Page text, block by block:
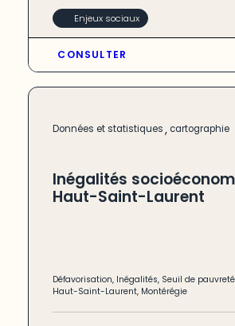
Enjeux sociaux
CONSULTER
Données et statistiques, cartographie
Inégalités
Haut-Saint-Laurent
Défavorisation, Inégalités, Seuil de pauvreté
Haut-Saint-Laurent, Montérégie